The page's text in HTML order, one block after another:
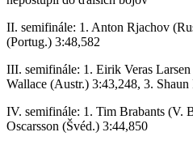
II. semifinále: 1. Anton Rjachov
(Portug.) 3:48,582
III. semifinále: 1. Eirik Veras
Wallace (Austr.) 3:43,248, 3.
IV. semifinále: 1. Tim Brabants (V.
Oscarsson (Švéd.) 3:44,850